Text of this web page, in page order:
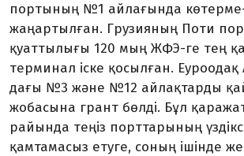
портының №1 айлағында көтер­ме-
жаңартылған. Грузияның Поти
қуаттылығы 120 мың ЖФЭ-ге тең
терминал іске қосылған.
дағы №3 және №12 айлақтарды
жобасына грант бөлді. Бұл
райында теңіз порттарының
қамта­ма­сыз етуге, соның ішінде